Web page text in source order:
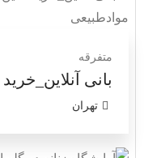
متفرقه
بانی
تهران